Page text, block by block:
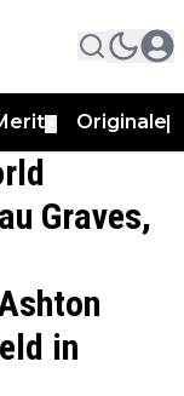
Originale
Graves,
in